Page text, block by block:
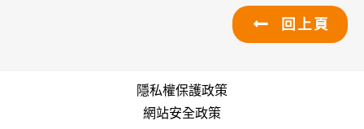
回上頁
隱私權保護政策
網站安全政策